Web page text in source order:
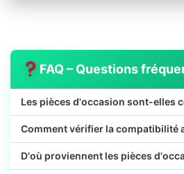
FAQ – Questions
Les pièces d'occasion sont-elles
Comment vérifier la compatibilité
D'où proviennent les pièces